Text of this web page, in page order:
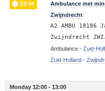
23:34
Ambulance met
Zwijndrecht
A2 AMBU 18186
Zwijndrecht
Ambulance - Zuid-
Zuid-Holland -
Monday 12:00 - 13:00